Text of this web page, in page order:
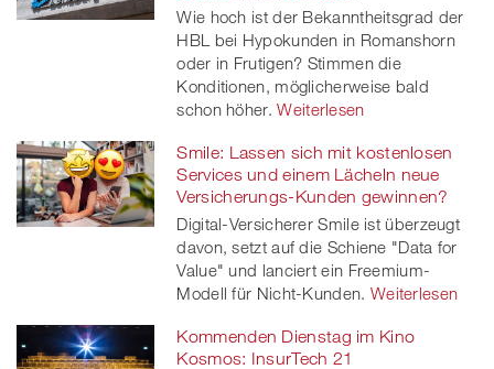
Wie hoch ist der Bekanntheitsgrad der
HBL bei Hypokunden in Romanshorn
oder in Frutigen? Stimmen die
Konditionen, möglicherweise bald
schon höher. Weiterlesen
Smile: Lassen sich mit kostenlosen
Services und einem Lächeln neue
Versicherungs-Kunden gewinnen?
Digital-Versicherer Smile ist überzeugt
davon, setzt auf die Schiene "Data for
Value" und lanciert ein Freemium-
Modell für Nicht-Kunden. Weiterlesen
Kommenden Dienstag im Kino
Kosmos: InsurTech 21